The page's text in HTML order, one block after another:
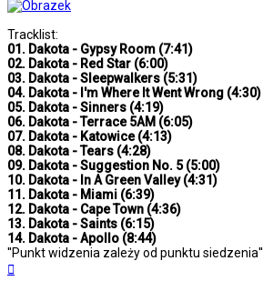
Tracklist:
01. Dakota - Gypsy Room (7:41)
02. Dakota - Red Star (6:00)
03. Dakota - Sleepwalkers (5:31)
04. Dakota - I'm Where It Went Wrong (4:30)
05. Dakota - Sinners (4:19)
06. Dakota - Terrace 5AM (6:05)
07. Dakota - Katowice (4:13)
08. Dakota - Tears (4:28)
09. Dakota - Suggestion No. 5 (5:00)
10. Dakota - In A Green Valley (4:31)
11. Dakota - Miami (6:39)
12. Dakota - Cape Town (4:36)
13. Dakota - Saints (6:15)
14. Dakota - Apollo (8:44)
''Punkt widzenia zależy od punktu siedzenia''